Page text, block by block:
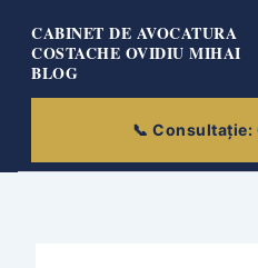
content
CABINET DE AVOCATURA
COSTACHE OVIDIU MIHAI
BLOG